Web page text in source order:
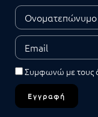
Συμφωνώ με τους
Εγγραφή